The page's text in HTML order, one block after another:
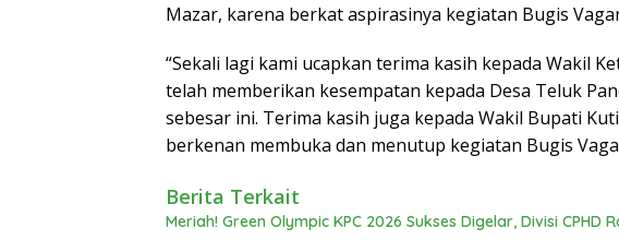
Mazar, karena berkat aspirasinya kegiatan Bugis
“Sekali lagi kami ucapkan terima kasih kepada Wakil
telah memberikan kesempatan kepada Desa Teluk
sebesar ini. Terima kasih juga kepada Wakil Bupati
berkenan membuka dan menutup kegiatan Bugis
Berita Terkait
Meriah! Green Olympic KPC 2026 Sukses Digelar, Divisi CPHD